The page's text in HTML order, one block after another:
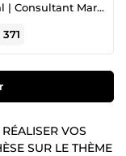
Juriste - GAO & Référent Digital | Consultant Marketing Digital 360°
371
VOS
SUR LE THÈME